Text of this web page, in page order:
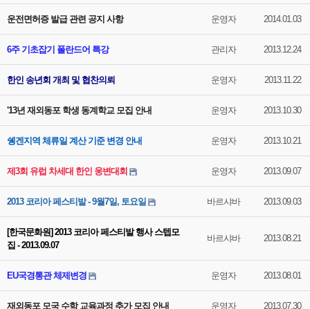
운전면허증 발급 관련 공지 사항 운영자 2014.01.03
6주 기초잡기 폴란드어 특강 관리자 2013.12.24
한인 송년회 개최 및 협찬의뢰 운영자 2013.11.22
'13년 재외동포 학생 동계학교 모집 안내 운영자 2013.10.30
쉥겐지역 체류일 계산 기준 변경 안내 운영자 2013.10.21
제3회 유럽 차세대 한인 웅변대회 운영자 2013.09.07
2013 코리아 페스티발 - 9월7일, 토요일 바르샤바 2013.09.03
[한국문화원] 2013 코리아 페스티발 행사 스텝모
집 - 2013.09.07
바르샤바 2013.08.21
EU국경통관 체제변경 운영자 2013.08.01
재외동포 모국 수학 교육과정 추가 모집 안내 운영자 2013.07.30